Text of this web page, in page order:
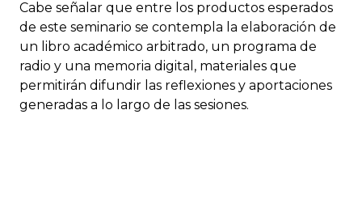
Cabe señalar que entre los productos esperados
de este seminario se contempla la elaboración de
un libro académico arbitrado, un programa de
radio y una memoria digital, materiales que
permitirán difundir las reflexiones y aportaciones
generadas a lo largo de las sesiones.